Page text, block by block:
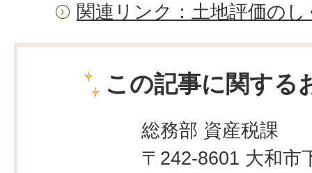
関連リンク：土地評価のし
この記事に関する
総務部 資産税課
〒242-8601 大和市